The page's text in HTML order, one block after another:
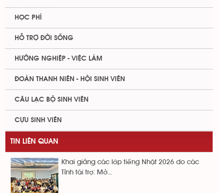
HỌC PHÍ
HỖ TRỢ ĐỜI SỐNG
HƯỚNG NGHIỆP - VIỆC LÀM
ĐOÀN THANH NIÊN - HỘI SINH VIÊN
CÂU LẠC BỘ SINH VIÊN
CỰU SINH VIÊN
TIN LIÊN QUAN
Khai giảng các lớp tiếng Nhật 2026 do các
Tỉnh tài trợ: Mở...